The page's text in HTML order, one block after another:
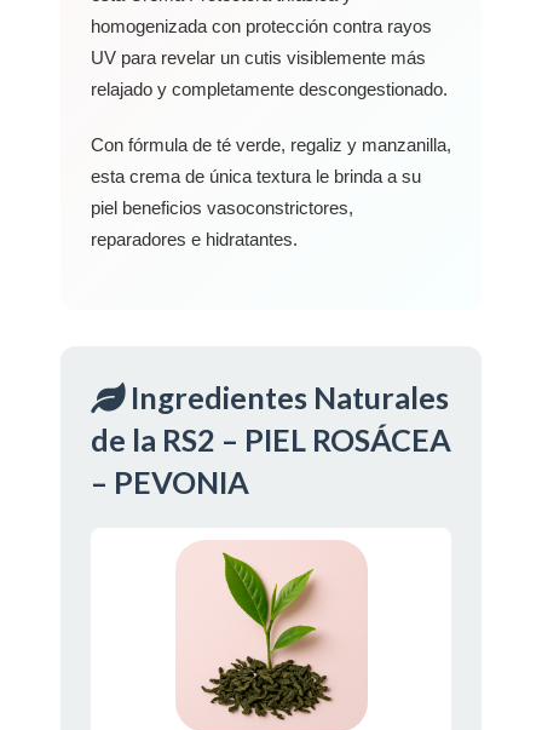
homogenizada con protección contra rayos
UV para revelar un cutis visiblemente más
relajado y completamente descongestionado.
Con fórmula de té verde, regaliz y manzanilla,
esta crema de única textura le brinda a su
piel beneficios vasoconstrictores,
reparadores e hidratantes.
Ingredientes Naturales
de la RS2 – PIEL ROSÁCEA
– PEVONIA